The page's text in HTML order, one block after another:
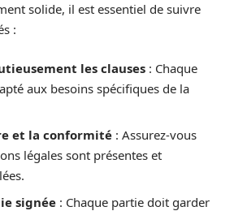
solide, il est essentiel de suivre
:
les clauses : Chaque
aux besoins spécifiques de la
et la conformité : Assurez-vous
légales sont présentes et
signée : Chaque partie doit garder